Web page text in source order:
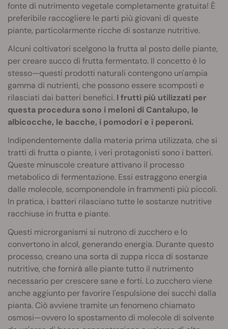
fonte di nutrimento vegetale completamente gratuita! È
preferibile raccogliere le parti più giovani di queste
piante, particolarmente ricche di sostanze nutritive.
Alcuni coltivatori scelgono la frutta al posto delle piante,
per creare succo di frutta fermentato. Il concetto è lo
stesso—questi prodotti naturali contengono un'ampia
gamma di nutrienti, che possono essere scomposti e
rilasciati dai batteri benefici. I frutti più utilizzati per
questa procedura sono i meloni di Cantalupo, le
albicocche, le bacche, i pomodori e i peperoni.
Indipendentemente dalla materia prima utilizzata, che si
tratti di frutta o piante, i veri protagonisti sono i batteri.
Queste minuscole creature attivano il processo
metabolico di fermentazione. Essi estraggono energia
dalle molecole, scomponendole in frammenti più piccoli.
In pratica, i batteri rilasciano tutte le sostanze nutritive
racchiuse in frutta e piante.
Questi microrganismi si nutrono di zucchero e lo
convertono in alcol, generando energia. Durante questo
processo, creano una sorta di zuppa ricca di sostanze
nutritive, che fornirà alle piante tutto il nutrimento
necessario per crescere sane e forti. Lo zucchero viene
anche aggiunto per favorire l'espulsione dei succhi dalla
pianta. Ciò avviene tramite un fenomeno chiamato
osmosi—ovvero lo spostamento di molecole di solvente